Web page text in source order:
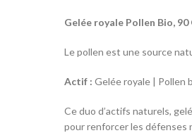
Gelée royale Pollen Bio, 90
Le pollen est une source
Actif : Gelée royale | Pollen
Ce duo d’actifs naturels,
pour renforcer les défenses